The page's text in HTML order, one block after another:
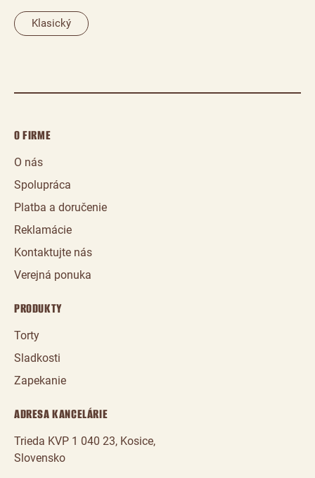
Klasický
O FIRME
O nás
Spolupráca
Platba a doručenie
Reklamácie
Kontaktujte nás
Verejná ponuka
PRODUKTY
Torty
Sladkosti
Zapekanie
ADRESA KANCELÁRIE
Trieda KVP 1 040 23, Kosice,
Slovensko